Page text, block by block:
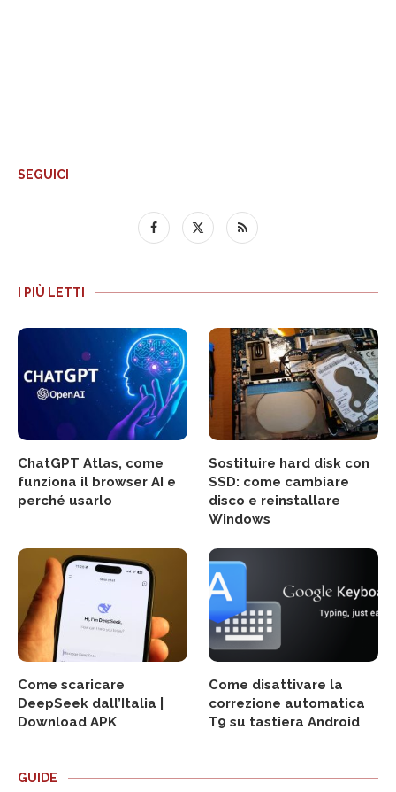
SEGUICI
I PIÙ LETTI
ChatGPT Atlas, come
funziona il browser AI e
perché usarlo
Sostituire hard disk con
SSD: come cambiare
disco e reinstallare
Windows
Come scaricare
DeepSeek dall’Italia |
Download APK
Come disattivare la
correzione automatica
T9 su tastiera Android
GUIDE